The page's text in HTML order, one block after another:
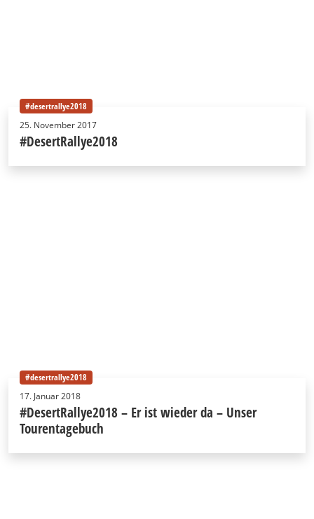
#desertrallye2018
25. November 2017
#DesertRallye2018
#desertrallye2018
17. Januar 2018
#DesertRallye2018 – Er ist wieder da – Unser
Tourentagebuch